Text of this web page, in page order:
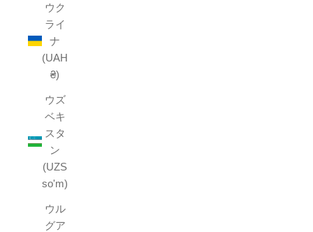
ウク
ライ
ナ
(UAH
₴)
ウズ
ベキ
スタ
ン
(UZS
so'm)
ウル
グア